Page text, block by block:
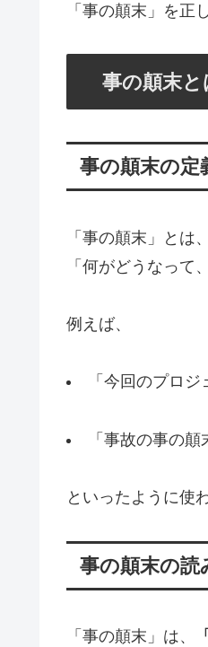
「事の顛末」を正
事の顛末
事の顛末の定
「事の顛末」とは、
「何がどうなって
例えば、
「今回のプロ
「事故の事の
といったように使
事の顛末の読
「事の顛末」は、